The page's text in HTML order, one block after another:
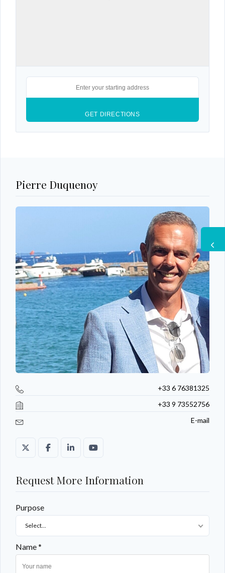
Pierre Duquenoy
+33 6 76381325
+33 9 73552756
E-mail
Request More Information
Purpose
Select...
Name *